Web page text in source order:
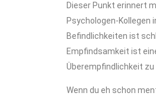
Dieser Punkt erinnert
Psychologen-Kollegen
Befindlichkeiten ist
Empfindsamkeit ist
Überempfindlichkeit zu
Wenn du eh schon